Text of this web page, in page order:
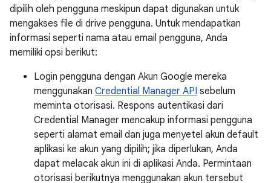
dipilih oleh pengguna meskipun dapat digunakan untuk
mengakses file di drive pengguna. Untuk mendapatkan
informasi seperti nama atau email pengguna, Anda
memiliki opsi berikut:
Login pengguna dengan Akun Google mereka
menggunakan Credential Manager API sebelum
meminta otorisasi. Respons autentikasi dari
Credential Manager mencakup informasi pengguna
seperti alamat email dan juga menyetel akun default
aplikasi ke akun yang dipilih; jika diperlukan, Anda
dapat melacak akun ini di aplikasi Anda. Permintaan
otorisasi berikutnya menggunakan akun tersebut